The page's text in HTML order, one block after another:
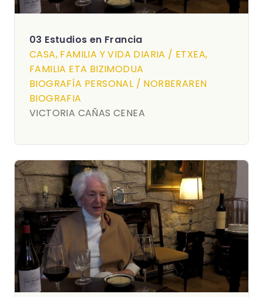
03 Estudios en Francia
CASA, FAMILIA Y VIDA DIARIA / ETXEA,
FAMILIA ETA BIZIMODUA
BIOGRAFÍA PERSONAL / NORBERAREN
BIOGRAFIA
VICTORIA CAÑAS CENEA